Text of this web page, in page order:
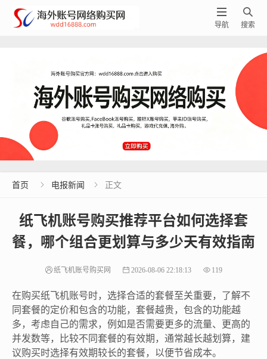

搜索

导航
首页  电报新闻  正文
纸飞机账号购买推荐平台如何选择套
餐，哪个组合更划算与多少天有效指南
纸飞机账号购买网 2026-08-06 22:18:13 119
在购买纸飞机账号时，选择合适的套餐至关重要，了解不
同套餐的定价和包含的功能，套餐越贵，包含的功能越
多，考虑自己的需求，例如是否需要更多的流量、更高的
并发数等，比较不同套餐的有效期，通常越长越划算，建
议购买时选择有效期较长的套餐，以便节省成本。